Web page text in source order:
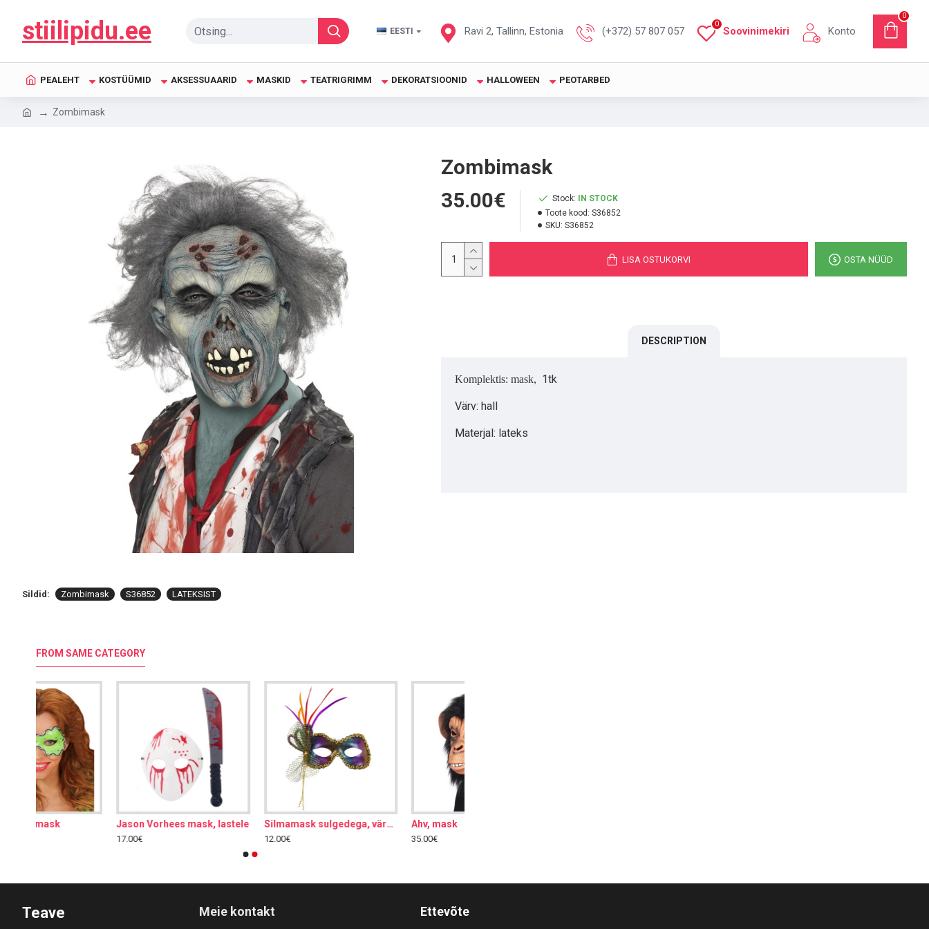
stiilipidu.ee EESTI Ravi 2, Tallinn, Estonia (+372) 57 807 057 Soovinimekiri
0
Konto
0
PEALEHT KOSTÜÜMID AKSESSUAARID MASKID TEATRIGRIMM DEKORATSIOONID HALLOWEEN PEOTARBED
Zombimask
Zombimask
35.00€
Stock:
IN STOCK
Toote kood: S36852
SKU: S36852
LISA OSTUKORVI OSTA NÜÜD
DESCRIPTION
Komplektis: mask, 1tk
Värv: hall
Materjal: lateks
Sildid: Zombimask S36852 LATEKSIST
FROM SAME CATEGORY
Jason Vorhees mask, lastele Silmamask sulgedega, värviline Ahv, mask
Teave Meie kontakt Ettevõte